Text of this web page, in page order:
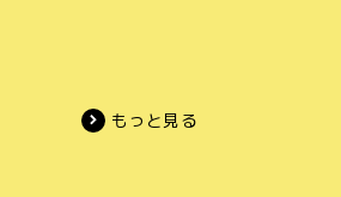
もっと見る